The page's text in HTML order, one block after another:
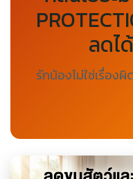
ลดไ
รักน้องไม่ใช่เรื่อง